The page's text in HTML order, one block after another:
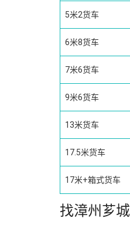
5米2货车
6米8货车
7米6货车
9米6货车
13米货车
17.5米货车
17米+箱式货车
找漳州芗